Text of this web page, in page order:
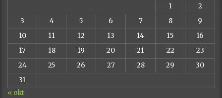
1
2
3
4 5 6 7 8
9
10
11 12 13 14 15
16
17
18 19 20 21 22
23
24
25 26 27 28 29
30
31
« okt